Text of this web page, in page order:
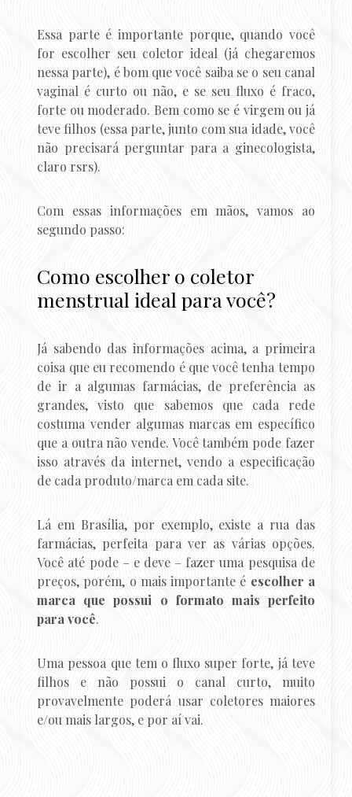
Essa parte é importante porque, quando você
for escolher seu coletor ideal (já chegaremos
nessa parte), é bom que você saiba se o seu canal
vaginal é curto ou não, e se seu fluxo é fraco,
forte ou moderado. Bem como se é virgem ou já
teve filhos (essa parte, junto com sua idade, você
não precisará perguntar para a ginecologista,
claro rsrs).
Com essas informações em mãos, vamos ao
segundo passo:
Como escolher o coletor
menstrual ideal para você?
Já sabendo das informações acima, a primeira
coisa que eu recomendo é que você tenha tempo
de ir a algumas farmácias, de preferência as
grandes, visto que sabemos que cada rede
costuma vender algumas marcas em específico
que a outra não vende. Você também pode fazer
isso através da internet, vendo a especificação
de cada produto/marca em cada site.
Lá em Brasília, por exemplo, existe a rua das
farmácias, perfeita para ver as várias opções.
Você até pode – e deve – fazer uma pesquisa de
preços, porém, o mais importante é escolher a
marca que possui o formato mais perfeito
para você.
Uma pessoa que tem o fluxo super forte, já teve
filhos e não possui o canal curto, muito
provavelmente poderá usar coletores maiores
e/ou mais largos, e por aí vai.